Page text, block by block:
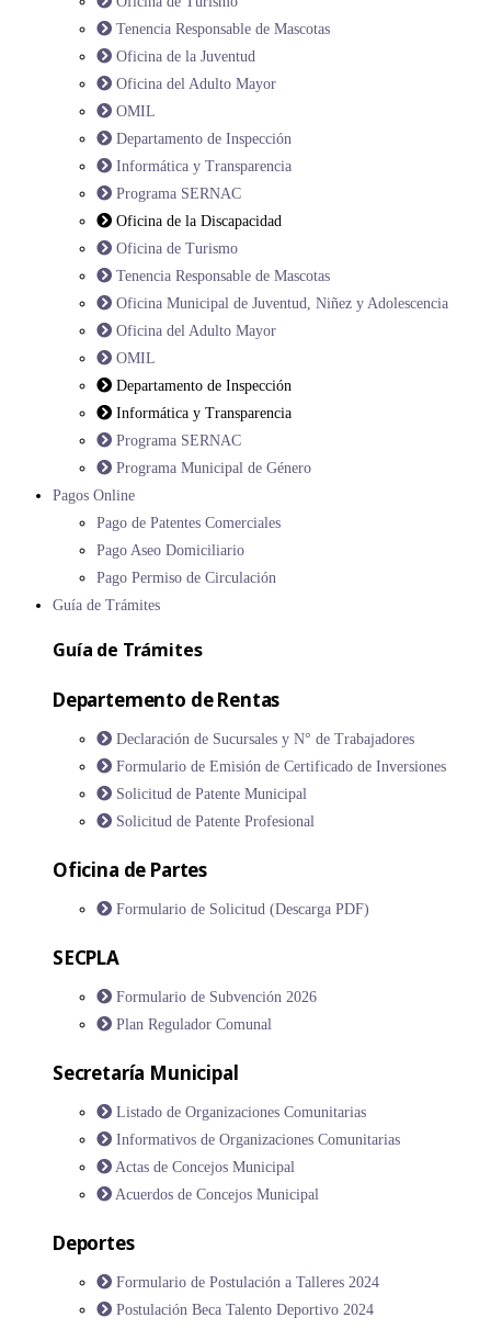
Tenencia Responsable de Mascotas
Oficina de la Juventud
Oficina del Adulto Mayor
OMIL
Departamento de Inspección
Informática y Transparencia
Programa SERNAC
Oficina de la Discapacidad
Oficina de Turismo
Tenencia Responsable de Mascotas
Oficina Municipal de Juventud, Niñez y Adolescencia
Oficina del Adulto Mayor
OMIL
Departamento de Inspección
Informática y Transparencia
Programa SERNAC
Programa Municipal de Género
Pagos Online
Pago de Patentes Comerciales
Pago Aseo Domiciliario
Pago Permiso de Circulación
Guía de Trámites
Guía de Trámites
Departemento de Rentas
Declaración de Sucursales y N° de Trabajadores
Formulario de Emisión de Certificado de Inversiones
Solicitud de Patente Municipal
Solicitud de Patente Profesional
Oficina de Partes
Formulario de Solicitud (Descarga PDF)
SECPLA
Formulario de Subvención 2026
Plan Regulador Comunal
Secretaría Municipal
Listado de Organizaciones Comunitarias
Informativos de Organizaciones Comunitarias
Actas de Concejos Municipal
Acuerdos de Concejos Municipal
Deportes
Formulario de Postulación a Talleres 2024
Postulación Beca Talento Deportivo 2024